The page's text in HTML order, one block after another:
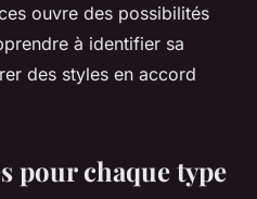
ouvre des possibilités
à identifier sa
des styles en accord
pour chaque type